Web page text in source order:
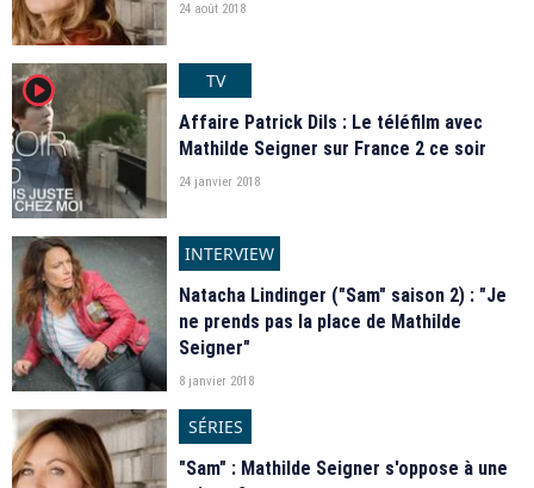
24 août 2018
player2
TV
Affaire Patrick Dils : Le téléfilm avec
Mathilde Seigner sur France 2 ce soir
24 janvier 2018
INTERVIEW
Natacha Lindinger ("Sam" saison 2) : "Je
ne prends pas la place de Mathilde
Seigner"
8 janvier 2018
SÉRIES
"Sam" : Mathilde Seigner s'oppose à une